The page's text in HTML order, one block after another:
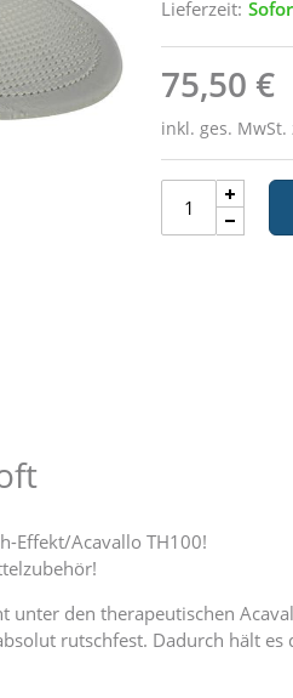
Lieferzeit:
75,50 €
inkl. ges. MwSt.
Effekt/Acavallo TH100!
unter den therapeutischen
rutschfest. Dadurch hält